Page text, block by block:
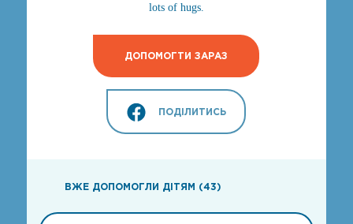
lots of hugs.
ДОПОМОГТИ ЗАРАЗ
ПОДІЛИТИСЬ
ВЖЕ ДОПОМОГЛИ ДІТЯМ (43)